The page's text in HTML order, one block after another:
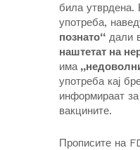
била утврдена.
употреба,
познато“ дали
наштетат на
има
употреба кај
информираат
вакцините.
Прописите на